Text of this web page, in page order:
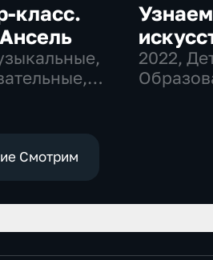
класс.
2022,
Смотрим